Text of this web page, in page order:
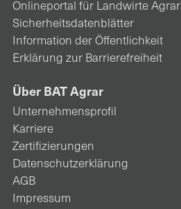
Onlineportal für Landwirte Agrar
Sicherheitsdatenblätter
Information der Öffentlichkeit
Erklärung zur Barrierefreiheit
Über BAT Agrar
Unternehmensprofil
Karriere
Zertifizierungen
Datenschutzerklärung
AGB
Impressum